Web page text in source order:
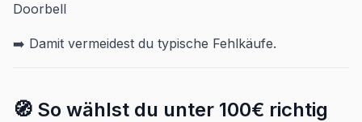
Doorbell
➡️ Damit vermeidest du typische Fehlkäufe.
🧭 So wählst du unter 100€ richtig